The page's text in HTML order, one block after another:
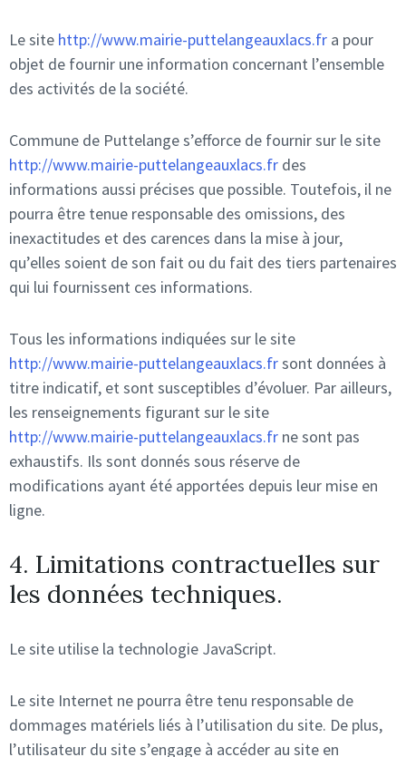
Le site http://www.mairie-puttelangeauxlacs.fr a pour
objet de fournir une information concernant l’ensemble
des activités de la société.
Commune de Puttelange s’efforce de fournir sur le site
http://www.mairie-puttelangeauxlacs.fr des
informations aussi précises que possible. Toutefois, il ne
pourra être tenue responsable des omissions, des
inexactitudes et des carences dans la mise à jour,
qu’elles soient de son fait ou du fait des tiers partenaires
qui lui fournissent ces informations.
Tous les informations indiquées sur le site
http://www.mairie-puttelangeauxlacs.frsont données à
titre indicatif, et sont susceptibles d’évoluer. Par ailleurs,
les renseignements figurant sur le site
http://www.mairie-puttelangeauxlacs.fr ne sont pas
exhaustifs. Ils sont donnés sous réserve de
modifications ayant été apportées depuis leur mise en
ligne.
4. Limitations contractuelles sur
les données techniques.
Le site utilise la technologie JavaScript.
Le site Internet ne pourra être tenu responsable de
dommages matériels liés à l’utilisation du site. De plus,
l’utilisateur du site s’engage à accéder au site en